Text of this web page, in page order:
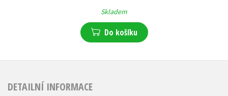
Skladem
Do košíku
DETAILNÍ INFORMACE